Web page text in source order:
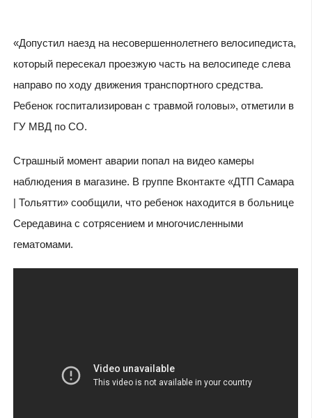
«Допустил наезд на несовершеннолетнего велосипедиста,
который пересекал проезжую часть на велосипеде слева
направо по ходу движения транспортного средства.
Ребенок госпитализирован с травмой головы», отметили в
ГУ МВД по СО.
Страшный момент аварии попал на видео камеры
наблюдения в магазине. В группе Вконтакте «ДТП Самара
| Тольятти» сообщили, что ребенок находится в больнице
Середавина с сотрясением и многочисленными
гематомами.